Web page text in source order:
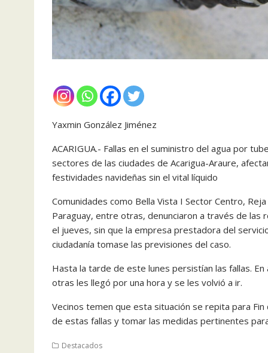
Yaxmin González Jiménez
ACARIGUA.- Fallas en el suministro del agua por
sectores de las ciudades de Acarigua-Araure,
festividades navideñas sin el vital líquido
Comunidades como Bella Vista I Sector Centro,
Paraguay, entre otras, denunciaron a través de las
el jueves, sin que la empresa prestadora del
ciudadanía tomase las previsiones del caso.
Hasta la tarde de este lunes persistían las fallas.
otras les llegó por una hora y se les volvió a ir.
Vecinos temen que esta situación se repita para
de estas fallas y tomar las medidas pertinentes
Destacados